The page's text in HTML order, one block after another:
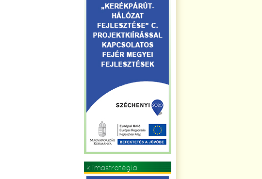
klímastratégia